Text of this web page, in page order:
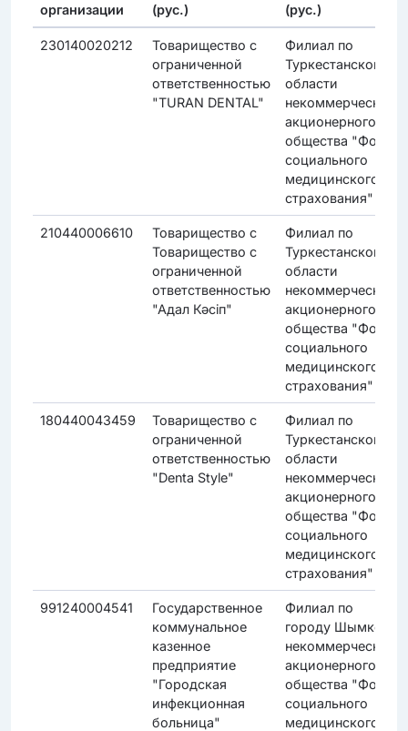
организации
(рус.)
(рус.)
230140020212
Товарищество с
ограниченной
ответственностью
"TURAN DENTAL"
Филиал по
Туркестанской
области
некоммерческого
акционерного
общества "Фонд
социального
медицинского
страхования"
210440006610
Товарищество с
Товарищество с
ограниченной
ответственностью
"Адал Кәсіп"
Филиал по
Туркестанской
области
некоммерческого
акционерного
общества "Фонд
социального
медицинского
страхования"
180440043459
Товарищество с
ограниченной
ответственностью
"Denta Style"
Филиал по
Туркестанской
области
некоммерческого
акционерного
общества "Фонд
социального
медицинского
страхования"
991240004541
Государственное
коммунальное
казенное
предприятие
"Городская
инфекционная
больница"
Филиал по
городу Шымкент
некоммерческого
акционерного
общества "Фонд
социального
медицинского